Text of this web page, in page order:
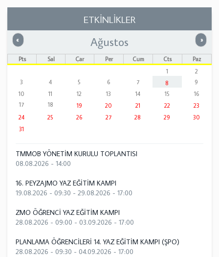
ETKİNLİKLER
« Önceki »
Ağustos
Pts Sal Çar Per Cum Cts
Paz
1
2
3
4 5 6 7 8
9
10
11 12 13 14 15
16
17
18 19 20 21 22
23
24
25 26 27 28 29
30
31
TMMOB YÖNETİM KURULU TOPLANTISI
08.08.2026 - 14:00
16. PEYZAJMO YAZ EĞİTİM KAMPI
19.08.2026 - 09:30 - 29.08.2026 - 17:00
ZMO ÖĞRENCİ YAZ EĞİTİM KAMPI
28.08.2026 - 09:00 - 03.09.2026 - 17:00
PLANLAMA ÖĞRENCİLERİ 14. YAZ EĞİTİM KAMPI (ŞPO)
28.08.2026 - 09:30 - 04.09.2026 - 17:00